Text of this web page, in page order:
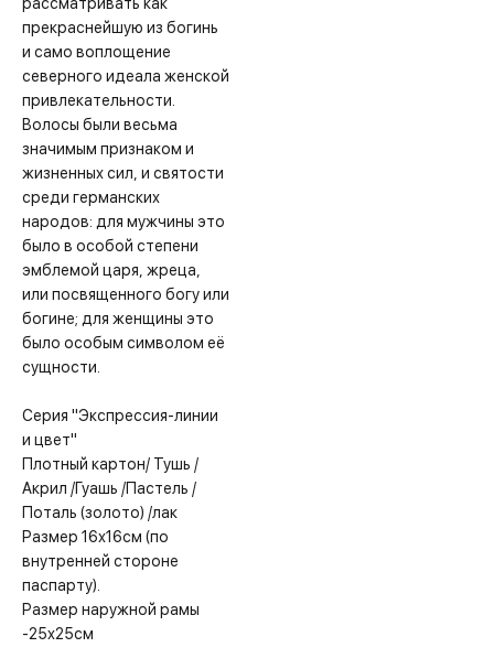
прекраснейшую из богинь
и само воплощение
северного идеала женской
привлекательности.
Волосы были весьма
значимым признаком и
жизненных сил, и святости
среди германских
народов: для мужчины это
было в особой степени
эмблемой царя, жреца,
или посвященного богу или
богине; для женщины это
было особым символом её
сущности.⠀
Серия "Экспрессия-линии
и цвет"
Плотный картон/ Тушь /
Акрил /Гуашь /Пастель /
Поталь (золото) /лак
Размер 16х16см (по
внутренней стороне
паспарту).
Размер наружной рамы
-25х25см